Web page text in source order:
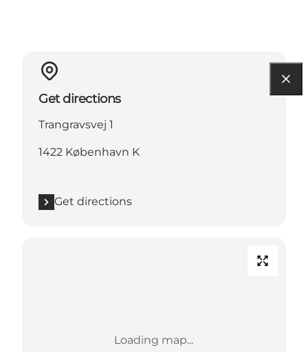
Get directions
Trangravsvej 1
1422 København K
Get directions
Loading map...